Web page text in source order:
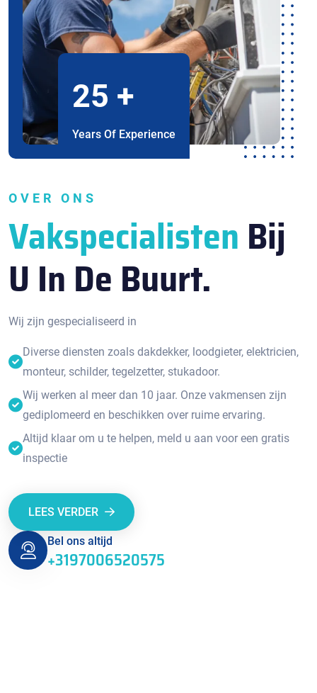
25 +
Years Of Experience
OVER ONS
Vakspecialisten Bij
U In De Buurt.
Wij zijn gespecialiseerd in
Diverse diensten zoals dakdekker, loodgieter, elektricien,
monteur, schilder, tegelzetter, stukadoor.
Wij werken al meer dan 10 jaar. Onze vakmensen zijn
gediplomeerd en beschikken over ruime ervaring.
Altijd klaar om u te helpen, meld u aan voor een gratis
inspectie
LEES VERDER
Bel ons altijd
+3197006520575